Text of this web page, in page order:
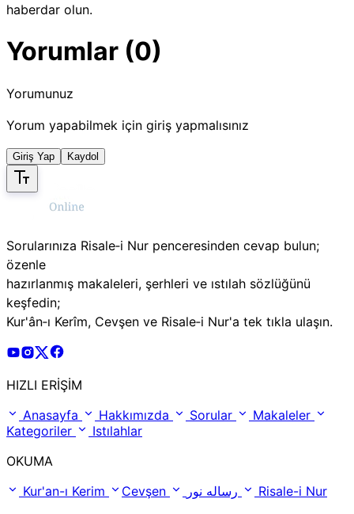
haberdar olun.
Yorumlar (0)
Yorumunuz
Yorum yapabilmek için giriş yapmalısınız
Giriş Yap Kaydol
Sorularınıza Risale‑i Nur penceresinden cevap bulun;
özenle
hazırlanmış makaleleri, şerhleri ve ıstılah sözlüğünü
keşfedin;
Kur'ân‑ı Kerîm, Cevşen ve Risale‑i Nur'a tek tıkla ulaşın.
Risale Online Youtube Hesabı
Risale Online Instagram Hesabı
Risale Online X Hesabı
HIZLI ERİŞİM
Anasayfa
Hakkımızda Sorular
Makaleler
Kategoriler
Istılahlar
OKUMA
Kur'an-ı Kerim
Cevşen
Risale-i Nur